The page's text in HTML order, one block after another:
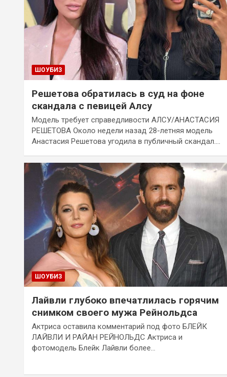
ШОУБИЗ
Решетова обратилась в суд на фоне
скандала с певицей Алсу
Модель требует справедливости АЛСУ/АНАСТАСИЯ
РЕШЕТОВА Около недели назад 28-летняя модель
Анастасия Решетова угодила в публичный скандал.…
ШОУБИЗ
Лайвли глубоко впечатлилась горячим
снимком своего мужа Рейнольдса
Актриса оставила комментарий под фото БЛЕЙК
ЛАЙВЛИ И РАЙАН РЕЙНОЛЬДС Актриса и
фотомодель Блейк Лайвли более…